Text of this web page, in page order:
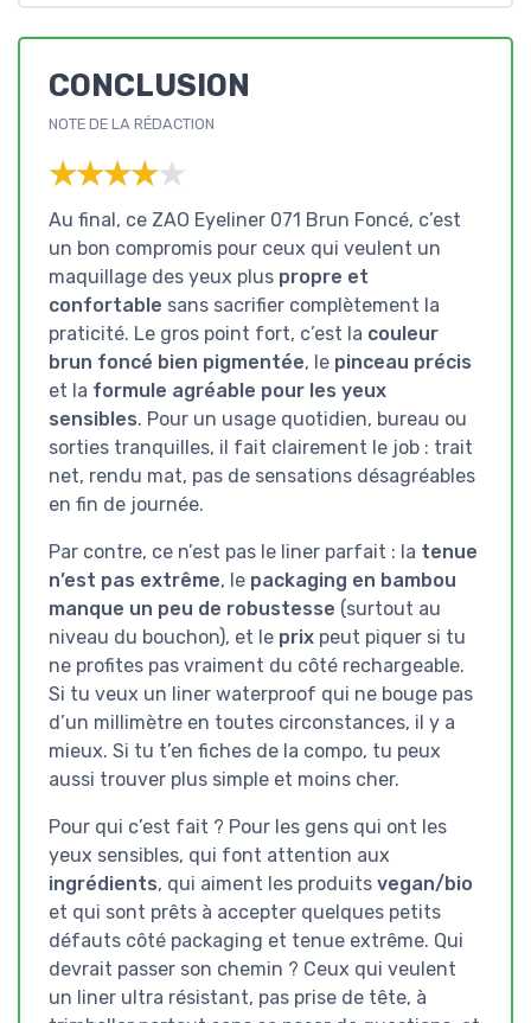
CONCLUSION
NOTE DE LA RÉDACTION
★★★★★
★★★★★
Au final, ce ZAO Eyeliner 071 Brun Foncé, c’est
un bon compromis pour ceux qui veulent un
maquillage des yeux plus propre et
confortable sans sacrifier complètement la
praticité. Le gros point fort, c’est la couleur
brun foncé bien pigmentée, le pinceau précis
et la formule agréable pour les yeux
sensibles. Pour un usage quotidien, bureau ou
sorties tranquilles, il fait clairement le job : trait
net, rendu mat, pas de sensations désagréables
en fin de journée.
Par contre, ce n’est pas le liner parfait : la tenue
n’est pas extrême, le packaging en bambou
manque un peu de robustesse (surtout au
niveau du bouchon), et le prix peut piquer si tu
ne profites pas vraiment du côté rechargeable.
Si tu veux un liner waterproof qui ne bouge pas
d’un millimètre en toutes circonstances, il y a
mieux. Si tu t’en fiches de la compo, tu peux
aussi trouver plus simple et moins cher.
Pour qui c’est fait ? Pour les gens qui ont les
yeux sensibles, qui font attention aux
ingrédients, qui aiment les produits vegan/bio
et qui sont prêts à accepter quelques petits
défauts côté packaging et tenue extrême. Qui
devrait passer son chemin ? Ceux qui veulent
un liner ultra résistant, pas prise de tête, à